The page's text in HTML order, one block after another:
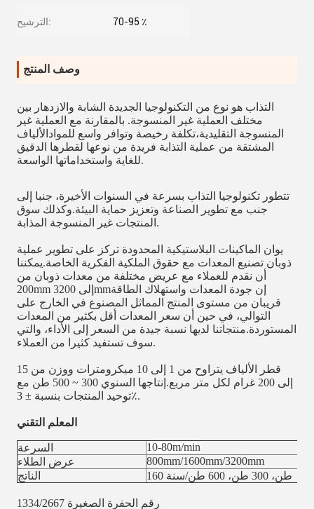
الترشيح: 70-95 ٪
وصف المنتج
التذاب هو نوع من التكنولوجيا الجديدة الشابة والازدهار بين
مختلف العملية غير المنسوجة. بالمقارنة مع العملية غير
المنسوجة التقليدية،تكلفة رخيصة وتوافر واسع للموادالألياف
المشتقة من عملية التذابة فريدة من نوعها لقطرها الدقيق
للغاية واستخداماتها الواسعة.
تتطور تكنولوجيا التذاب بسرعة في السنوات الأخيرة، جنبا إلى
جنب مع تطوير الصناعة وتعزيز حماية البيئة.وكذلك سوق
المنتجات غير المنسوجة المذابة.
يوان الماكينات البلاستيكية المحدودة تركز على تطوير عملية
ذوبان تصنيع المعدات مع حقوق الملكية الفكرية الخاصة.يمكننا
أن نقدم للعملاء مع عريض مختلفة من معدات ذوبان من
200mm إلى 3200mmإن جودة المعدات واستهلاك الطاقة
قريبان من مستوى المنتج المماثل المصنوع في الخارج على
التوالي، في حين أن سعر المعدات أقل بكثير من المعدات
المستوردة.منتجاتنا لديها نسبة جيدة من السعر إلى الأداء، والتي
سوف تستفيد كثيرا من العملاء.
قطر الألياف يتراوح من 1 إلى 10 ميكرومترات ووزن من 15
إلى 200 غرام لكل متر مربع.إنتاجها السنوي 300 ~ 500 طن مع
توحيد المنتجات بنسبة ± 3٪.
المعلم التقني
السرعة
10-80m/min
عرض الطلاء
800mm/1600mm/3200mm
الناتج
160 طن، 300 طن، 600 طن/سنة
رقم الحفرة الصغيرة 1334/2667